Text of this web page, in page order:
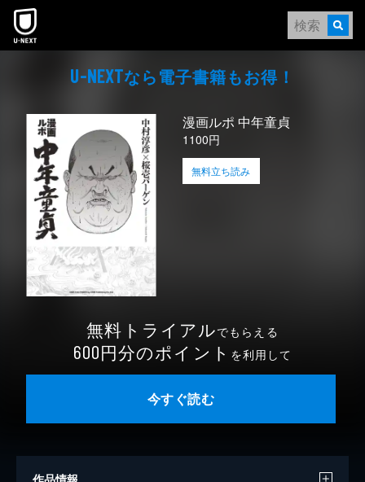
本文へスキップ
U-NEXTなら電⼦書籍もお得！
漫画ルポ 中年童貞
1100円
無料立ち読み
無料トライアルでもらえる
600円分のポイント を利用して
今すぐ読む